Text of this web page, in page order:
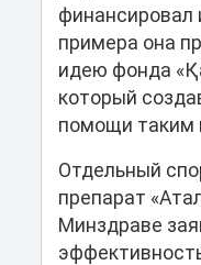
финансировал
примера она
идею фонда
который
помощи таким
Отдельный
препарат
Минздраве